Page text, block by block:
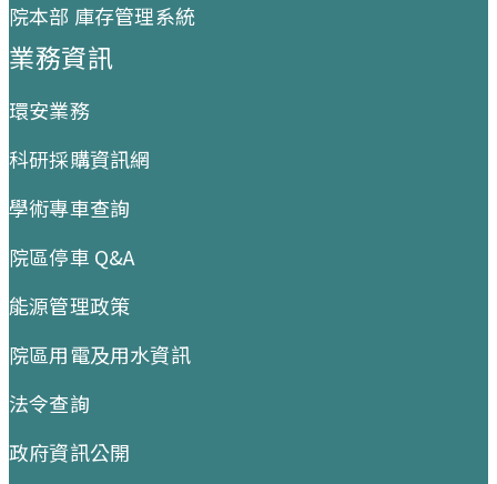
院本部 庫存管理系統
業務資訊
環安業務
科研採購資訊網
學術專車查詢
院區停車 Q&A
能源管理政策
院區用電及用水資訊
法令查詢
政府資訊公開